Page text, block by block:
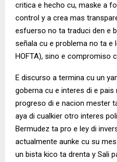
critica e hecho cu, maske a
control y a crea mas
esfuerso no ta traduci den e
señala cu e problema no ta e
HOFTA), sino e compromiso
E discurso a termina cu un
goberna cu e interes di e
progreso di e nacion mester
aya di cualkier otro interes
Bermudez ta pro e ley di
actualmente aunke cu su
un bista kico ta drenta y Sali